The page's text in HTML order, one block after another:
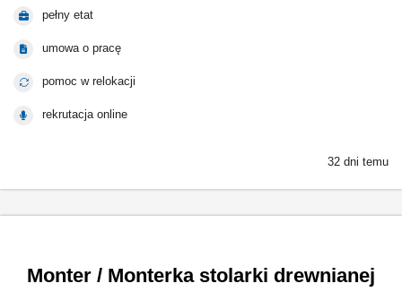
pełny etat
umowa o pracę
pomoc w relokacji
rekrutacja online
32 dni temu
Monter / Monterka stolarki drewnianej